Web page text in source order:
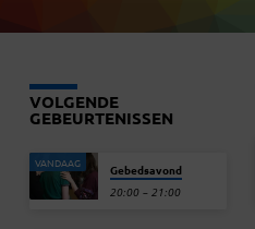
VOLGENDE
GEBEURTENISSEN
VANDAAG Gebedsavond
20:00 – 21:00